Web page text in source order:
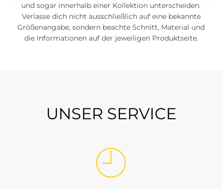
und sogar innerhalb einer Kollektion unterscheiden.
Verlasse dich nicht ausschließlich auf eine bekannte
Größenangabe, sondern beachte Schnitt, Material und
die Informationen auf der jeweiligen Produktseite.
UNSER SERVICE